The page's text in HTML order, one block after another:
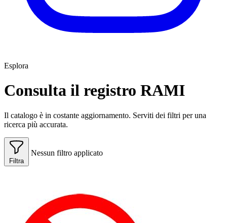
Esplora
Consulta il registro RAMI
Il catalogo è in costante aggiornamento. Serviti dei filtri per una
ricerca più accurata.
Filtra
Nessun filtro applicato